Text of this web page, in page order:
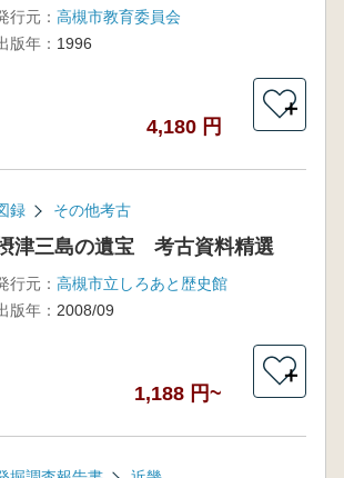
行元： 高槻市教育委員会
版年： 1996
4,180 円
＋
録 その他考古
津三島の遺宝 考古資料精選
行元： 高槻市立しろあと歴史館
版年： 2008/09
1,188 円~
＋